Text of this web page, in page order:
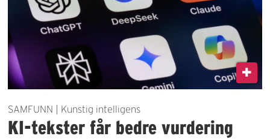
SAMFUNN | Kunstig intelligens
KI-tekster får bedre vurdering